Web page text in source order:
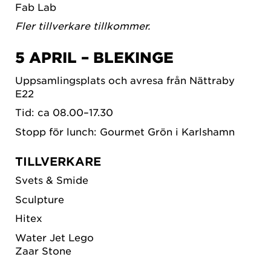
Fab Lab
​Fler tillverkare tillkommer.
5 APRIL – BLEKINGE
Uppsamlingsplats och avresa från Nättraby
E22
Tid: ca 08.00–17.30
Stopp för lunch: Gourmet Grön i Karlshamn
TILLVERKARE
Svets & Smide
Sculpture
Hitex
Water Jet Lego
Zaar Stone